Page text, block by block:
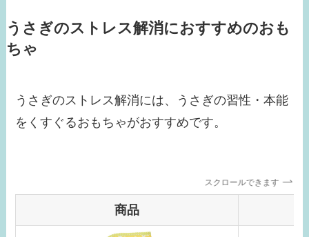
うさぎのストレス解消におすすめのおも
ちゃ
うさぎのストレス解消には、うさぎの習性・本能
をくすぐるおもちゃがおすすめです。
スクロールできます
商品